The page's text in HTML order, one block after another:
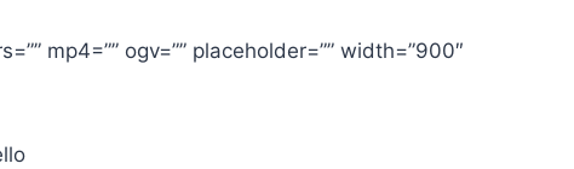
mp4=”” ogv=”” placeholder=”” width=”900″